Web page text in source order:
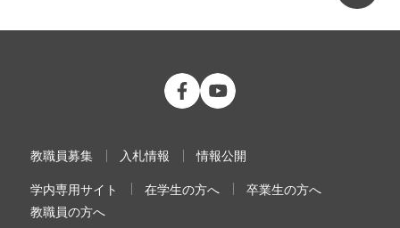
公立大学法人 福島県立医科大学
教職員募集 入札情報 情報公開
学内専用サイト 在学生の方へ
卒業生の方へ
教職員の方へ